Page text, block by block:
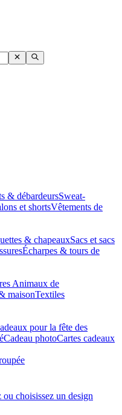
& débardeursSweat-
et shortsVêtements de
& chapeauxSacs et sacs
Écharpes & tours de
Animaux de
maisonTextiles
pour la fête des
Cadeau photoCartes cadeaux
ou choisissez un design